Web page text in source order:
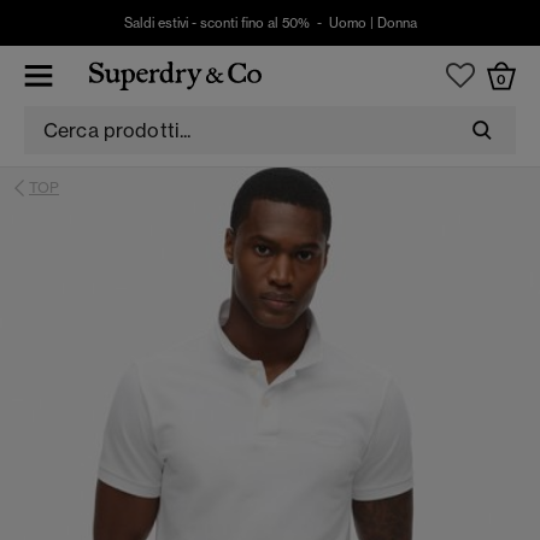
Saldi estivi - sconti fino al 50% - Uomo Donna
0
TOP